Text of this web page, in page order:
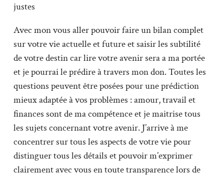
justes
Avec mon vous aller pouvoir faire un bilan complet
sur votre vie actuelle et future et saisir les subtilité
de votre destin car lire votre avenir sera a ma portée
et je pourrai le prédire à travers mon don. Toutes les
questions peuvent être posées pour une prédiction
mieux adaptée à vos problèmes : amour, travail et
finances sont de ma compétence et je maitrise tous
les sujets concernant votre avenir. J’arrive à me
concentrer sur tous les aspects de votre vie pour
distinguer tous les détails et pouvoir m’exprimer
clairement avec vous en toute transparence lors de